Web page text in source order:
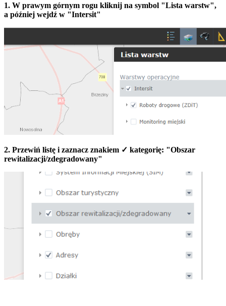
1. W prawym górnym rogu kliknij na symbol "Lista warstw",
a później wejdź w "Intersit"
2. Przewiń listę i zaznacz znakiem ✓ kategorię: "Obszar
rewitalizacji/zdegradowany"